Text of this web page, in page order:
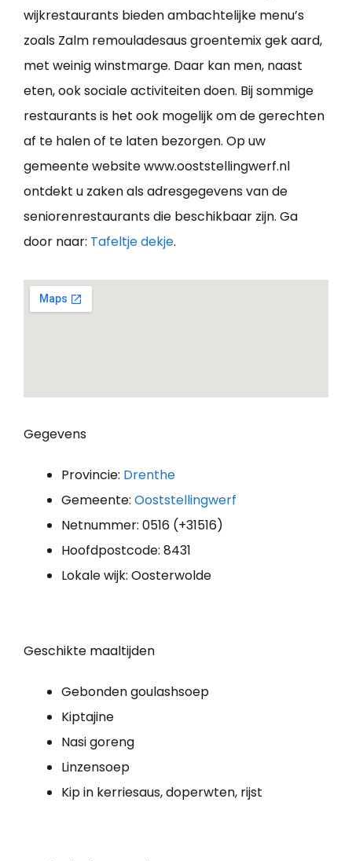
wijkrestaurants bieden ambachtelijke menu’s
zoals Zalm remouladesaus groentemix gek aard,
met weinig winstmarge. Daar kan men, naast
eten, ook sociale activiteiten doen. Bij sommige
restaurants is het ook mogelijk om de gerechten
af te halen of te laten bezorgen. Op uw
gemeente website www.ooststellingwerf.nl
ontdekt u zaken als adresgegevens van de
seniorenrestaurants die beschikbaar zijn. Ga
door naar: Tafeltje dekje.
Gegevens
Provincie: Drenthe
Gemeente: Ooststellingwerf
Netnummer: 0516 (+31516)
Hoofdpostcode: 8431
Lokale wijk: Oosterwolde
Geschikte maaltijden
Gebonden goulashsoep
Kiptajine
Nasi goreng
Linzensoep
Kip in kerriesaus, doperwten, rijst